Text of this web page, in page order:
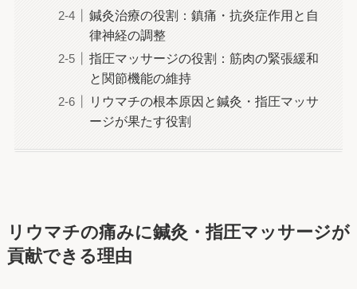
鍼灸治療の役割：鎮痛・抗炎症作用と自
律神経の調整
指圧マッサージの役割：筋肉の緊張緩和
と関節機能の維持
リウマチの根本原因と鍼灸・指圧マッサ
ージが果たす役割
リウマチの痛みに鍼灸・指圧マッサージが
貢献できる理由